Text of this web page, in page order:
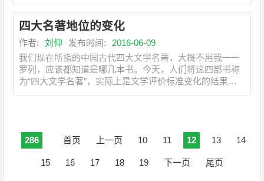
四大名著地位的变化
作者: 刘仰 发布时间:
2016-06-09
我们现在所指的中国古代四大文学名著，大概不用我一一
罗列，应该都知道是哪几本书。今天，人们将这四部书称
为“四大文学名著”，实际上是文学评价标准变化的结果。
286 首页 上一页 10 11 12 13 14
15 16 17 18 19 下一页 尾页